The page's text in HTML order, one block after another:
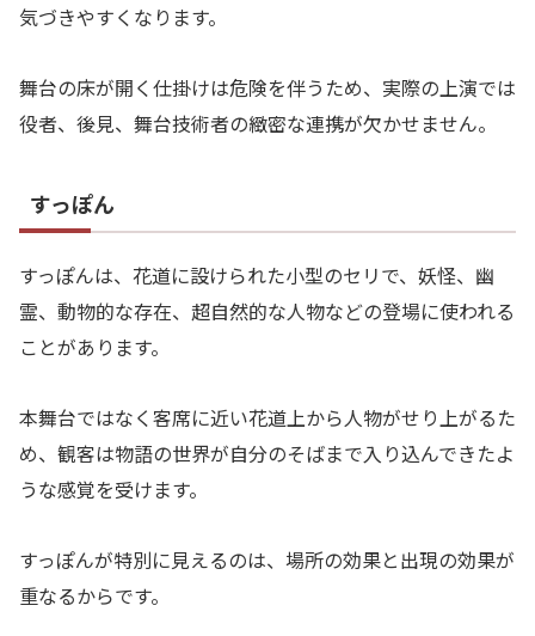
気づきやすくなります。
舞台の床が開く仕掛けは危険を伴うため、実際の上演では
役者、後見、舞台技術者の緻密な連携が欠かせません。
すっぽん
すっぽんは、花道に設けられた小型のセリで、妖怪、幽
霊、動物的な存在、超自然的な人物などの登場に使われる
ことがあります。
本舞台ではなく客席に近い花道上から人物がせり上がるた
め、観客は物語の世界が自分のそばまで入り込んできたよ
うな感覚を受けます。
すっぽんが特別に見えるのは、場所の効果と出現の効果が
重なるからです。